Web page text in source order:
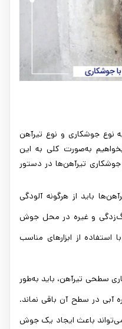
نوع جوشکاری و نوع تیرآهن
بخواهیم به‌صورت کلی به این
جوشکاری تیرآهن‌ها در دستور
باید از هرگونه آلودگی
و غیره در محل جوش
از ابزارهای مناسب
سطحی تیرآهن، باید به‌طور
آبی در سطح آن باقی نماند.
باعث ایجاد یک جوش